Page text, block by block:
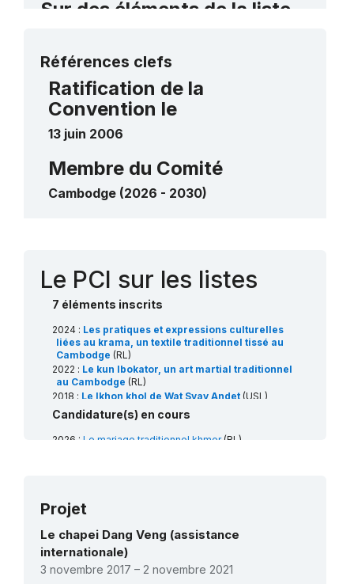
Sur des éléments de la liste
Le lkhon khol de Wat Svay Andet
____
Le chapei Dang Veng 2016
____
Références clefs
Ratification de la
Convention le
13 juin 2006
Membre du Comité
Cambodge (2026 - 2030)
Le PCI sur les listes
7 éléments inscrits
2024 : Les pratiques et expressions culturelles
liées au krama, un textile traditionnel tissé au
Cambodge (RL)
2022 : Le kun lbokator, un art martial traditionnel
au Cambodge (RL)
2018 : Le lkhon khol de Wat Svay Andet (USL)
2016 :Le chapei Dang Veng
Les rituels et jeux de tir à la corde
2008 :Le Ballet royal du Cambodge(RL)
Candidature(s) en cours
2026 : Le mariage traditionnel khmer (RL)
attente
Mohasangkran chnam thmey, the traditional Khmer
New Year in Cambodia(RL)
Projet
Le chapei Dang Veng (assistance
internationale)
3 novembre 2017 – 2 novembre 2021